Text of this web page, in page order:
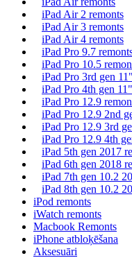
iPad Air 2 remonts
iPad Air 3 remonts
iPad Air 4 remonts
iPad Pro 9.7
iPad Pro 10.5
iPad Pro 3rd gen
iPad Pro 4th gen
iPad Pro 12.9
iPad Pro 12.9 2nd
iPad Pro 12.9 3rd
iPad Pro 12.9 4th
iPad 5th gen 2017
iPad 6th gen 2018
iPad 7th gen 10.2
iPad 8th gen 10.2
iPod remonts
iWatch remonts
Macbook Remonts
iPhone atbloķēšana
Aksesuāri